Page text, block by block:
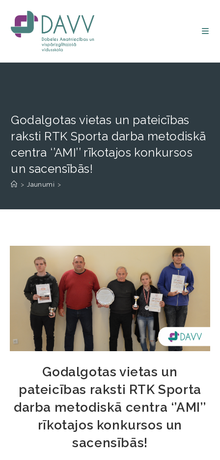
Godalgotas vietas un pateicības
raksti RTK Sporta darba metodiskā
centra ‘’AMI’’ rīkotajos konkursos
un sacensībās!
> Jaunumi >
Godalgotas vietas un
pateicības raksti RTK Sporta
darba metodiskā centra ‘’AMI’’
rīkotajos konkursos un
sacensībās!